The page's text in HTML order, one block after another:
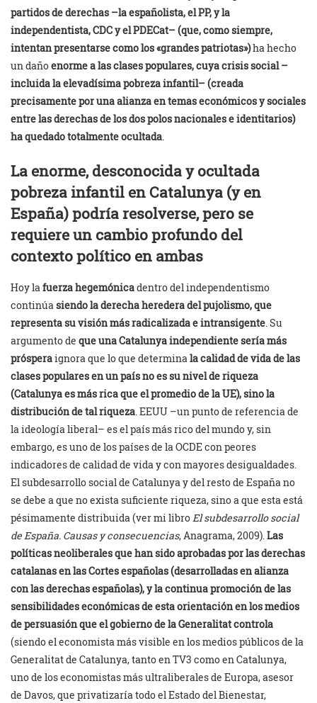
partidos de derechas –la españolista, el PP, y la
independentista, CDC y el PDECat– (que, como siempre,
intentan presentarse como los «grandes patriotas»)ha hecho
un dañoenorme a las clases populares, cuya crisis social –
incluida la elevadísima pobreza infantil– (creada
precisamente por una alianza en temas económicos y sociales
entre las derechas de los dos polos nacionales e identitarios)
ha quedado totalmente ocultada
La enorme, desconocida y ocultada
pobreza infantil en Catalunya (y en
España) podría resolverse, pero se
requiere un cambio profundo del
contexto político en ambas
Hoy lafuerza hegemónicadentro del independentismo
continúa siendo la derecha heredera del pujolismo, que
representa su visión más radicalizada e intransigente. Su
argumento de que una Catalunya independiente sería más
prósperaignora que lo que determinala calidad de vida de las
clases populares en un país no es su nivel de riqueza
(Catalunya es más rica que el promedio de la UE), sino la
distribución de tal riqueza. EEUU –un punto de referencia de
la ideología liberal– es el país más rico del mundo y, sin
embargo, es uno de los países de la OCDE con peores
indicadores de calidad de vida y con mayores desigualdades.
El subdesarrollo social de Catalunya y del resto de España no
se debe a que no exista suficiente riqueza, sino a que esta está
pésimamente distribuida (ver mi libroEl subdesarrollo social
de España. Causas y consecuencias, Anagrama, 2009).Las
políticas neoliberales que han sido aprobadas por las derechas
catalanas en las Cortes españolas (desarrolladas en alianza
con las derechas españolas), y la continua promoción de las
sensibilidades económicas de esta orientación en los medios
de persuasión que el gobierno de la Generalitat controla
(siendo el economista más visible en los medios públicos de la
Generalitat de Catalunya, tanto en TV3 como en Catalunya,
uno de los economistas más ultraliberales de Europa, asesor
de Davos, que privatizaría todo el Estado del Bienestar,